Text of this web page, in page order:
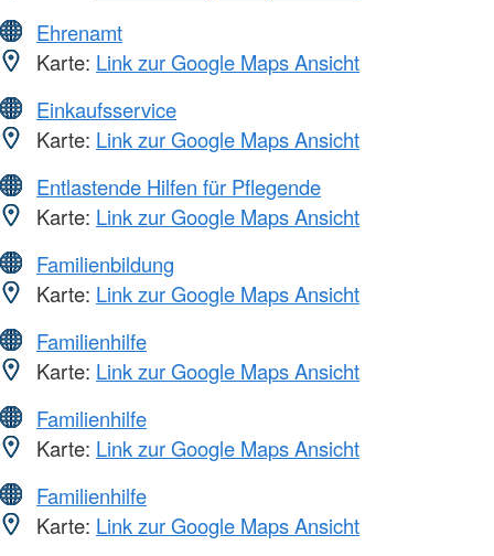
Ehrenamt
Karte: Link zur Google Maps Ansicht
Einkaufsservice
Karte: Link zur Google Maps Ansicht
Entlastende Hilfen für Pflegende
Karte: Link zur Google Maps Ansicht
Familienbildung
Karte: Link zur Google Maps Ansicht
Familienhilfe
Karte: Link zur Google Maps Ansicht
Familienhilfe
Karte: Link zur Google Maps Ansicht
Familienhilfe
Karte: Link zur Google Maps Ansicht